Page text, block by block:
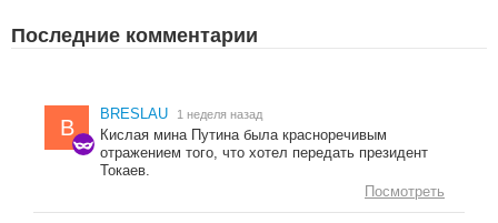
Последние комментарии
B
BRESLAU 1 неделя назад
Кислая мина Путина была красноречивым
отражением того, что хотел передать президент
Токаев.
Посмотреть